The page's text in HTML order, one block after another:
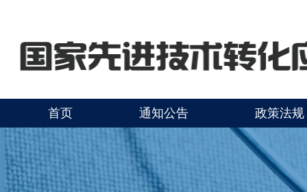
首页 通知公告 政策法规